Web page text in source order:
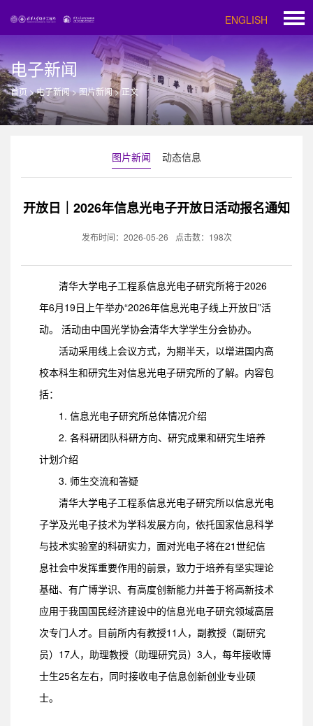
ENGLISH
电子新闻
首页 >电子新闻>图片新闻>正文
图片新闻 动态信息
开放日｜2026年信息光电子开放日活动报名通知
发布时间：2026-05-26 点击数： 198次
清华大学电子工程系信息光电子研究所将于2026
年6月19日上午举办“2026年信息光电子线上开放日”活
动。 活动由中国光学协会清华大学学生分会协办。
活动采用线上会议方式，为期半天，以增进国内高
校本科生和研究生对信息光电子研究所的了解。内容包
括：
1. 信息光电子研究所总体情况介绍
2. 各科研团队科研方向、研究成果和研究生培养
计划介绍
3. 师生交流和答疑
清华大学电子工程系信息光电子研究所以信息光电
子学及光电子技术为学科发展方向，依托国家信息科学
与技术实验室的科研实力，面对光电子将在21世纪信
息社会中发挥重要作用的前景，致力于培养有坚实理论
基础、有广博学识、有高度创新能力并善于将高新技术
应用于我国国民经济建设中的信息光电子研究领域高层
次专门人才。目前所内有教授11人，副教授（副研究
员）17人，助理教授（助理研究员）3人，每年接收博
士生25名左右，同时接收电子信息创新创业专业硕
士。